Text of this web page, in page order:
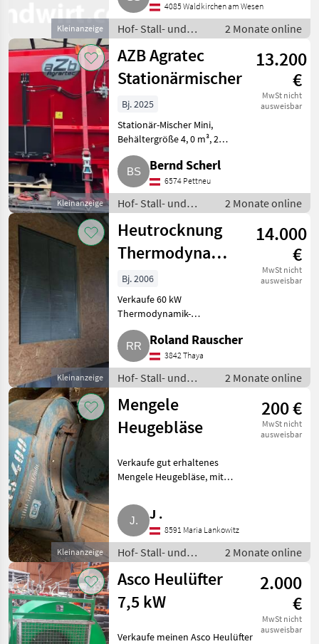
Kleinanzeige
4085 Waldkirchen am Wesen
Hof- Stall- und
Weidetechnik /
Heutechnik
2 Monate online
Kleinanzeige
AZB Agratec
Stationärmischer
13.200
€
MwSt nicht
ausweisbar
Bj. 2025
Stationär-Mischer Mini,
Behältergröße 4, 0 m³, 2
Schneckenmischer für
Heubetrieb, horizontale
Strecken, el. Motor 15 kW mit
Stg., 2 hydr. Schieber. Hof- Stall-
und We
Bernd Scherl
6574 Pettneu
Hof- Stall- und
Weidetechnik /
Heutechnik
2 Monate online
Kleinanzeige
Heutrocknung
Thermodynamik
60 kW, Aggregat
210 kVA
14.000
€
MwSt nicht
ausweisbar
Bj. 2006
Verkaufe 60 kW
Thermodynamik-
Kondensationstrocknungsanlage
mit 8 Zyl. Bock Kompressor, Bj.
2006, € 14.000, -, und einen
Stromgenerator 210 kVA
Erzeugungsleistung mit
Roland Rauscher
3842 Thaya
Hof- Stall- und
Weidetechnik /
Heutechnik
2 Monate online
Kleinanzeige
Mengele
Heugebläse
200 €
MwSt nicht
ausweisbar
Verkaufe gut erhaltenes
Mengele Heugebläse, mit
Kemper Mex € 150, -. Hof- Stall-
und Weidetechnik Heutechnik
J .
8591 Maria Lankowitz
Hof- Stall- und
Weidetechnik /
Heutechnik
2 Monate online
Asco Heulüfter
7,5 kW
2.000
€
MwSt nicht
ausweisbar
Verkaufe meinen Asco Heulüfter